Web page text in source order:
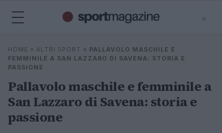
⌕
Cerca
HOME » ALTRI SPORT » PALLAVOLO MASCHILE E
FEMMINILE A SAN LAZZARO DI SAVENA: STORIA E
PASSIONE
Pallavolo maschile e femminile a
San Lazzaro di Savena: storia e
passione